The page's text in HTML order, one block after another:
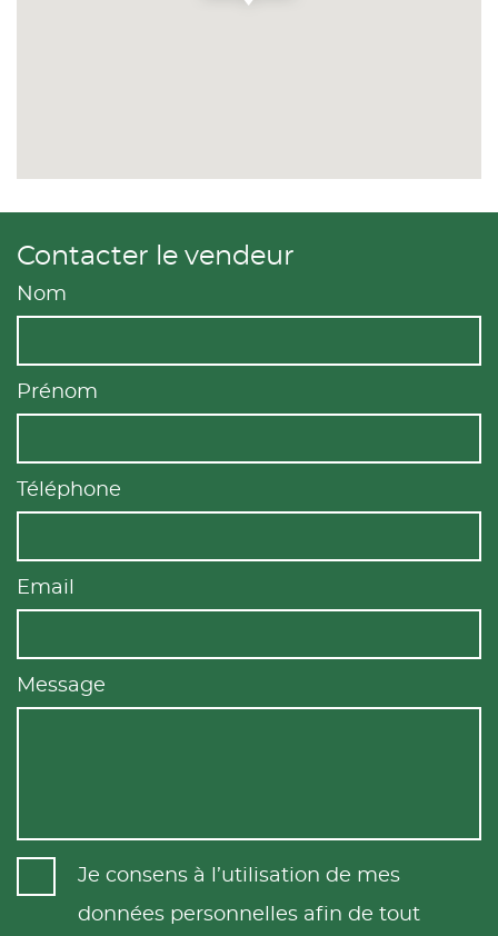
Contacter le vendeur
Nom
Prénom
Téléphone
Email
Message
Je consens à l’utilisation de mes
données personnelles afin de tout